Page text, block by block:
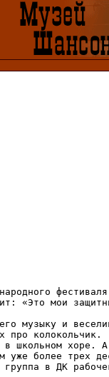
«Это мои
музыку и
про колокольчик.
школьном хоре.
уже более трех
в ДК